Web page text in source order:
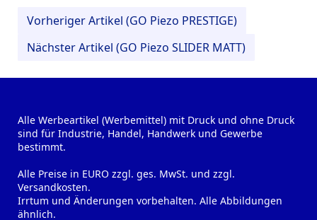
Vorheriger Artikel (GO Piezo PRESTIGE)
Nächster Artikel (GO Piezo SLIDER MATT)
Alle Werbeartikel (Werbemittel) mit Druck und ohne Druck
sind für Industrie, Handel, Handwerk und Gewerbe
bestimmt.
Alle Preise in EURO zzgl. ges. MwSt. und zzgl.
Versandkosten.
Irrtum und Änderungen vorbehalten. Alle Abbildungen
ähnlich.